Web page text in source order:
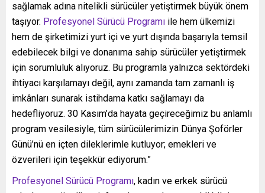
sağlamak adına nitelikli sürücüler yetiştirmek büyük önem
taşıyor. Profesyonel Sürücü Programı ile hem ülkemizi
hem de şirketimizi yurt içi ve yurt dışında başarıyla temsil
edebilecek bilgi ve donanıma sahip sürücüler yetiştirmek
için sorumluluk alıyoruz. Bu programla yalnızca sektördeki
ihtiyacı karşılamayı değil, aynı zamanda tam zamanlı iş
imkânları sunarak istihdama katkı sağlamayı da
hedefliyoruz. 30 Kasım’da hayata geçireceğimiz bu anlamlı
program vesilesiyle, tüm sürücülerimizin Dünya Şoförler
Günü’nü en içten dileklerimle kutluyor; emekleri ve
özverileri için teşekkür ediyorum.”
Profesyonel Sürücü Programı, kadın ve erkek sürücü